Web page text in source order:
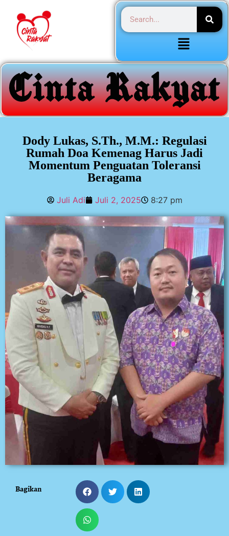
Dody Lukas, S.Th., M.M.: Regulasi
Rumah Doa Kemenag Harus Jadi
Momentum Penguatan Toleransi
Beragama
Juli Adi Juli 2, 2025 8:27 pm
Bagikan